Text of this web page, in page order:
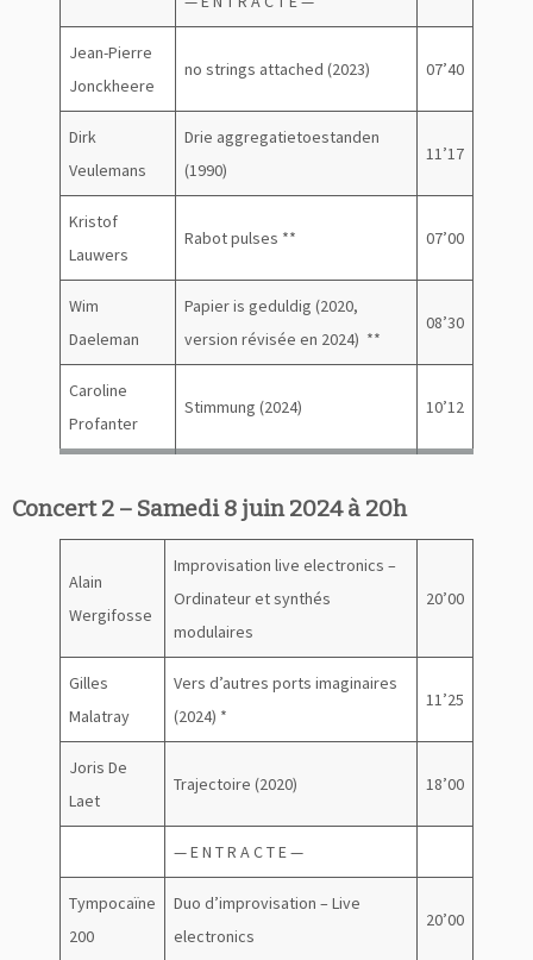
Jean-Pierre
Jonckheere
no strings attached (2023) 07’40
Dirk
Veulemans
Drie aggregatietoestanden
(1990)
11’17
Kristof
Lauwers
Rabot pulses ** 07’00
Wim
Daeleman
Papier is geduldig (2020,
version révisée en 2024) **
08’30
Caroline
Profanter
Stimmung (2024) 10’12
Concert 2 – Samedi 8 juin 2024 à 20h
Alain
Wergifosse
Improvisation live electronics –
Ordinateur et synthés
modulaires
20’00
Gilles
Malatray
Vers d’autres ports imaginaires
(2024) *
11’25
Joris De
Laet
Trajectoire (2020) 18’00
— E N T R A C T E —
Tympocaïne
200
Duo d’improvisation – Live
electronics
20’00